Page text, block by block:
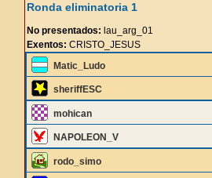
Ronda eliminatoria 1
No presentados: lau_arg_01
Exentos: CRISTO_JESUS
Matic_Ludo
sheriffESC
mohican
NAPOLEON_V
rodo_simo